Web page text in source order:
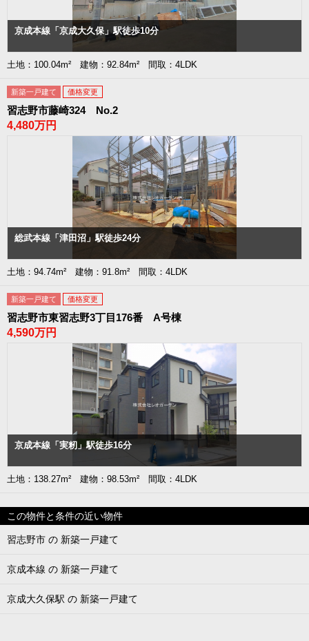
京成本線「京成大久保」駅徒歩10分
土地：100.04m² 建物：92.84m² 間取：4LDK
新築一戸建て 価格変更
習志野市藤崎324 No.2
4,480万円
総武本線「津田沼」駅徒歩24分
土地：94.74m² 建物：91.8m² 間取：4LDK
新築一戸建て 価格変更
習志野市東習志野3丁目176番 A号棟
4,590万円
京成本線「実籾」駅徒歩16分
土地：138.27m² 建物：98.53m² 間取：4LDK
この物件と条件の近い物件
習志野市 の 新築一戸建て
京成本線 の 新築一戸建て
京成大久保駅 の 新築一戸建て